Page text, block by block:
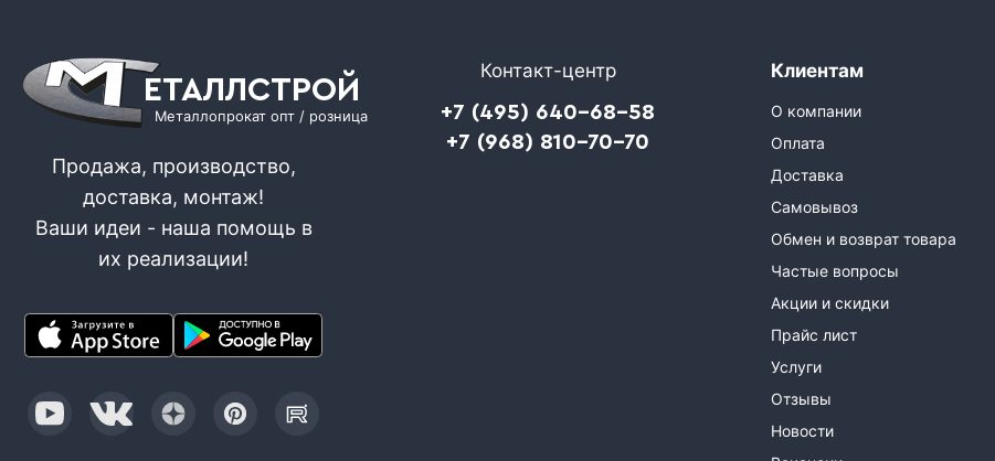
ЕТАЛЛСТРОЙ
Металлопрокат опт / розница
Продажа, производство,
доставка, монтаж!
Ваши идеи - наша помощь в
их реализации!
Контакт-центр
+7 (495) 640-68-58
+7 (968) 810-70-70
Клиентам
О компании
Оплата
Доставка
Самовывоз
Обмен и возврат товара
Частые вопросы
Акции и скидки
Прайс лист
Услуги
Отзывы
Новости